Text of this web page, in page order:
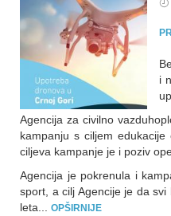
i
Agencija za civilno
kampanju s ciljem
ciljeva kampanje je i poziv
Agencija je pokrenula i
sport, a cilj Agencije je da
leta... OPŠIRNIJE